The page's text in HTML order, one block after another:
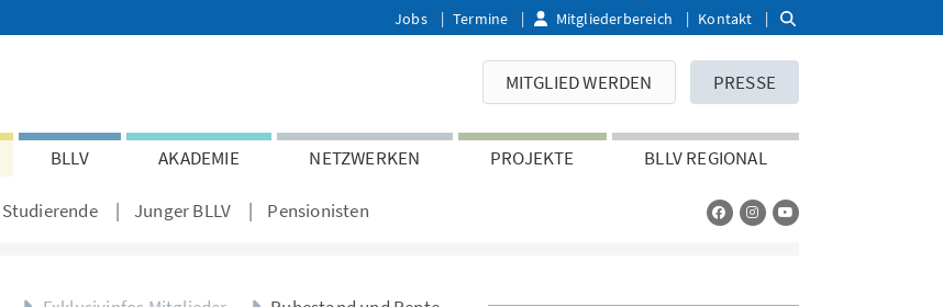
Jobs Termine Mitgliederbereich Kontakt
MITGLIED WERDEN PRESSE
BLLV AKADEMIE NETZWERKEN PROJEKTE BLLV REGIONAL
Studierende Junger BLLV Pensionisten